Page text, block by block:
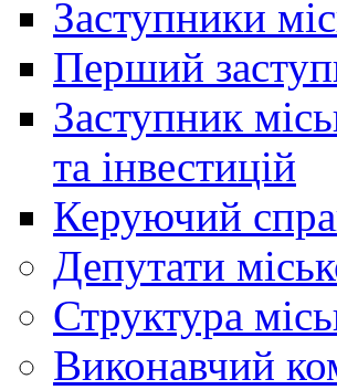
Заступники
Перший
Заступник
та інвестицій
Керуючий
Депутати
Структура
Виконавчий